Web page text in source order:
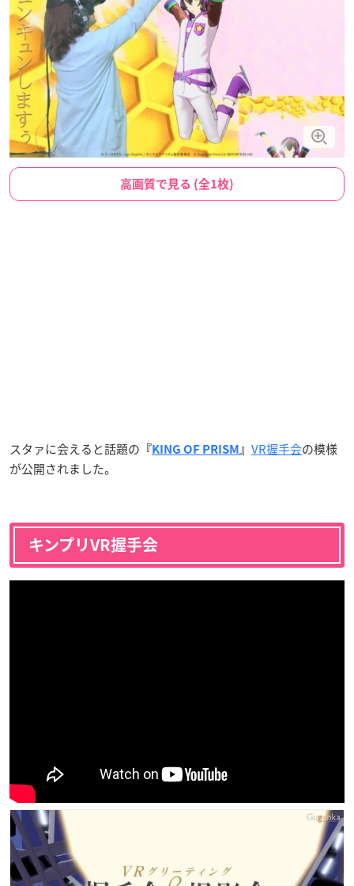
高画質で見る (全1枚)
スタァに会えると話題の 『KING OF PRISM 』 VR握手会の模様
が公開されました。
キンプリVR握手会